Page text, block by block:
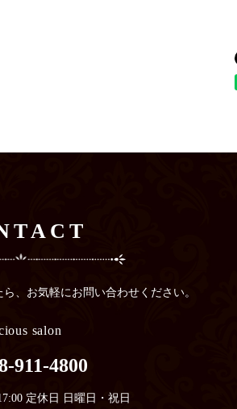
、 お気軽にお問い合わせください。
salon
911-4800
定休日 日曜日・祝日